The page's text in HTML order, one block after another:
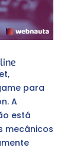
para
A
está
mecânicos